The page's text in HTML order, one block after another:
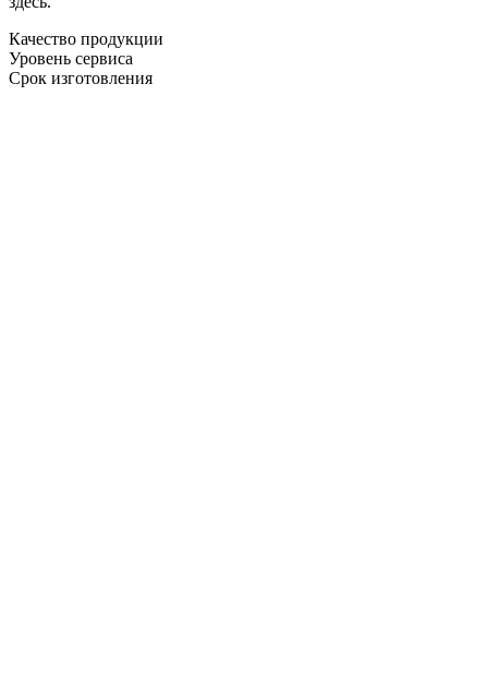
Качество продукции
Уровень сервиса
Срок изготовления